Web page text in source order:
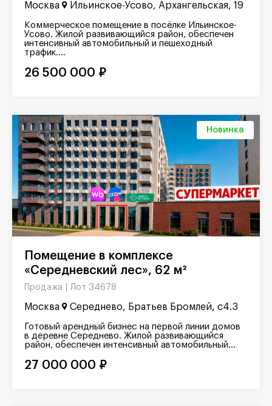
Москва Ильинское-Усово, Архангельская, 19
Коммерческое помещение в посёлке Ильинское-
Усово. Жилой развивающийся район, обеспечен
интенсивный автомобильный и пешеходный
трафик....
26 500 000 ₽
Новинка
«Середневский лес», 62 м²
Продажа | Лот 34678
Москва Середнево, Братьев Бромлей, с4.3
Готовый арендный бизнес на первой линии домов
в деревне Середнево. Жилой развивающийся
район, обеспечен интенсивный автомобильный...
27 000 000 ₽